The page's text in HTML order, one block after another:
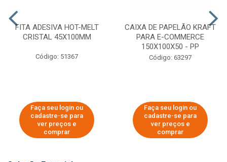
FITA ADESIVA HOT-MELT
CRISTAL 45X100MM
Código: 51367
Faça seu login ou
cadastre-se para
ver preços e
comprar
CAIXA DE PAPELÃO KRAFT
PARA E-COMMERCE
150X100X50 - PP
Código: 63297
Faça seu login ou
cadastre-se para
ver preços e
comprar